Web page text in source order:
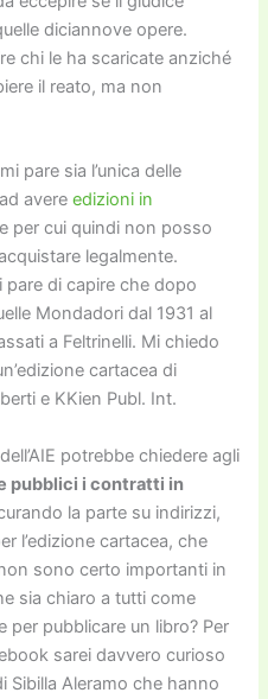
diciannove opere.
chi le ha scaricate anziché
il reato, ma non
pare sia l’unica delle
avereedizioni in
per cui quindi non posso
legalmente.
pare di capire che dopo
Mondadori dal 1931 al
a Feltrinelli. Mi chiedo
cartacea di
e KKien Publ. Int.
potrebbe chiedere agli
pubblici i contratti in
la parte su indirizzi,
l’edizione cartacea, che
sono certo importanti in
sia chiaro a tutti come
per pubblicare un libro? Per
sarei davvero curioso
Sibilla Aleramo che hanno